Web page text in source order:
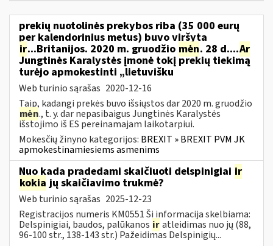
prekių nuotolinės prekybos riba (35 000 eurų
per kalendorinius metus) buvo viršyta
ir...Britanijos. 2020 m. gruodžio mėn. 28 d....Ar
Jungtinės Karalystės įmonė tokį prekių tiekimą
turėjo apmokestinti „lietuvišku
Web turinio sąrašas 2020-12-16
Taip, kadangi prekės buvo išsiųstos dar 2020 m. gruodžio
mėn., t. y. dar nepasibaigus Jungtinės Karalystės
išstojimo iš ES pereinamajam laikotarpiui.
Mokesčių žinyno kategorijos: BREXIT » BREXIT PVM JK
apmokestinamiesiems asmenims
Nuo kada pradedami skaičiuoti delspinigiai ir
kokia jų skaičiavimo trukmė?
Web turinio sąrašas 2025-12-23
Registracijos numeris KM0551 Ši informacija skelbiama:
Delspinigiai, baudos, palūkanos iratleidimas nuo jų (88,
96-100 str., 138-143 str.) Pažeidimas Delspinigių...